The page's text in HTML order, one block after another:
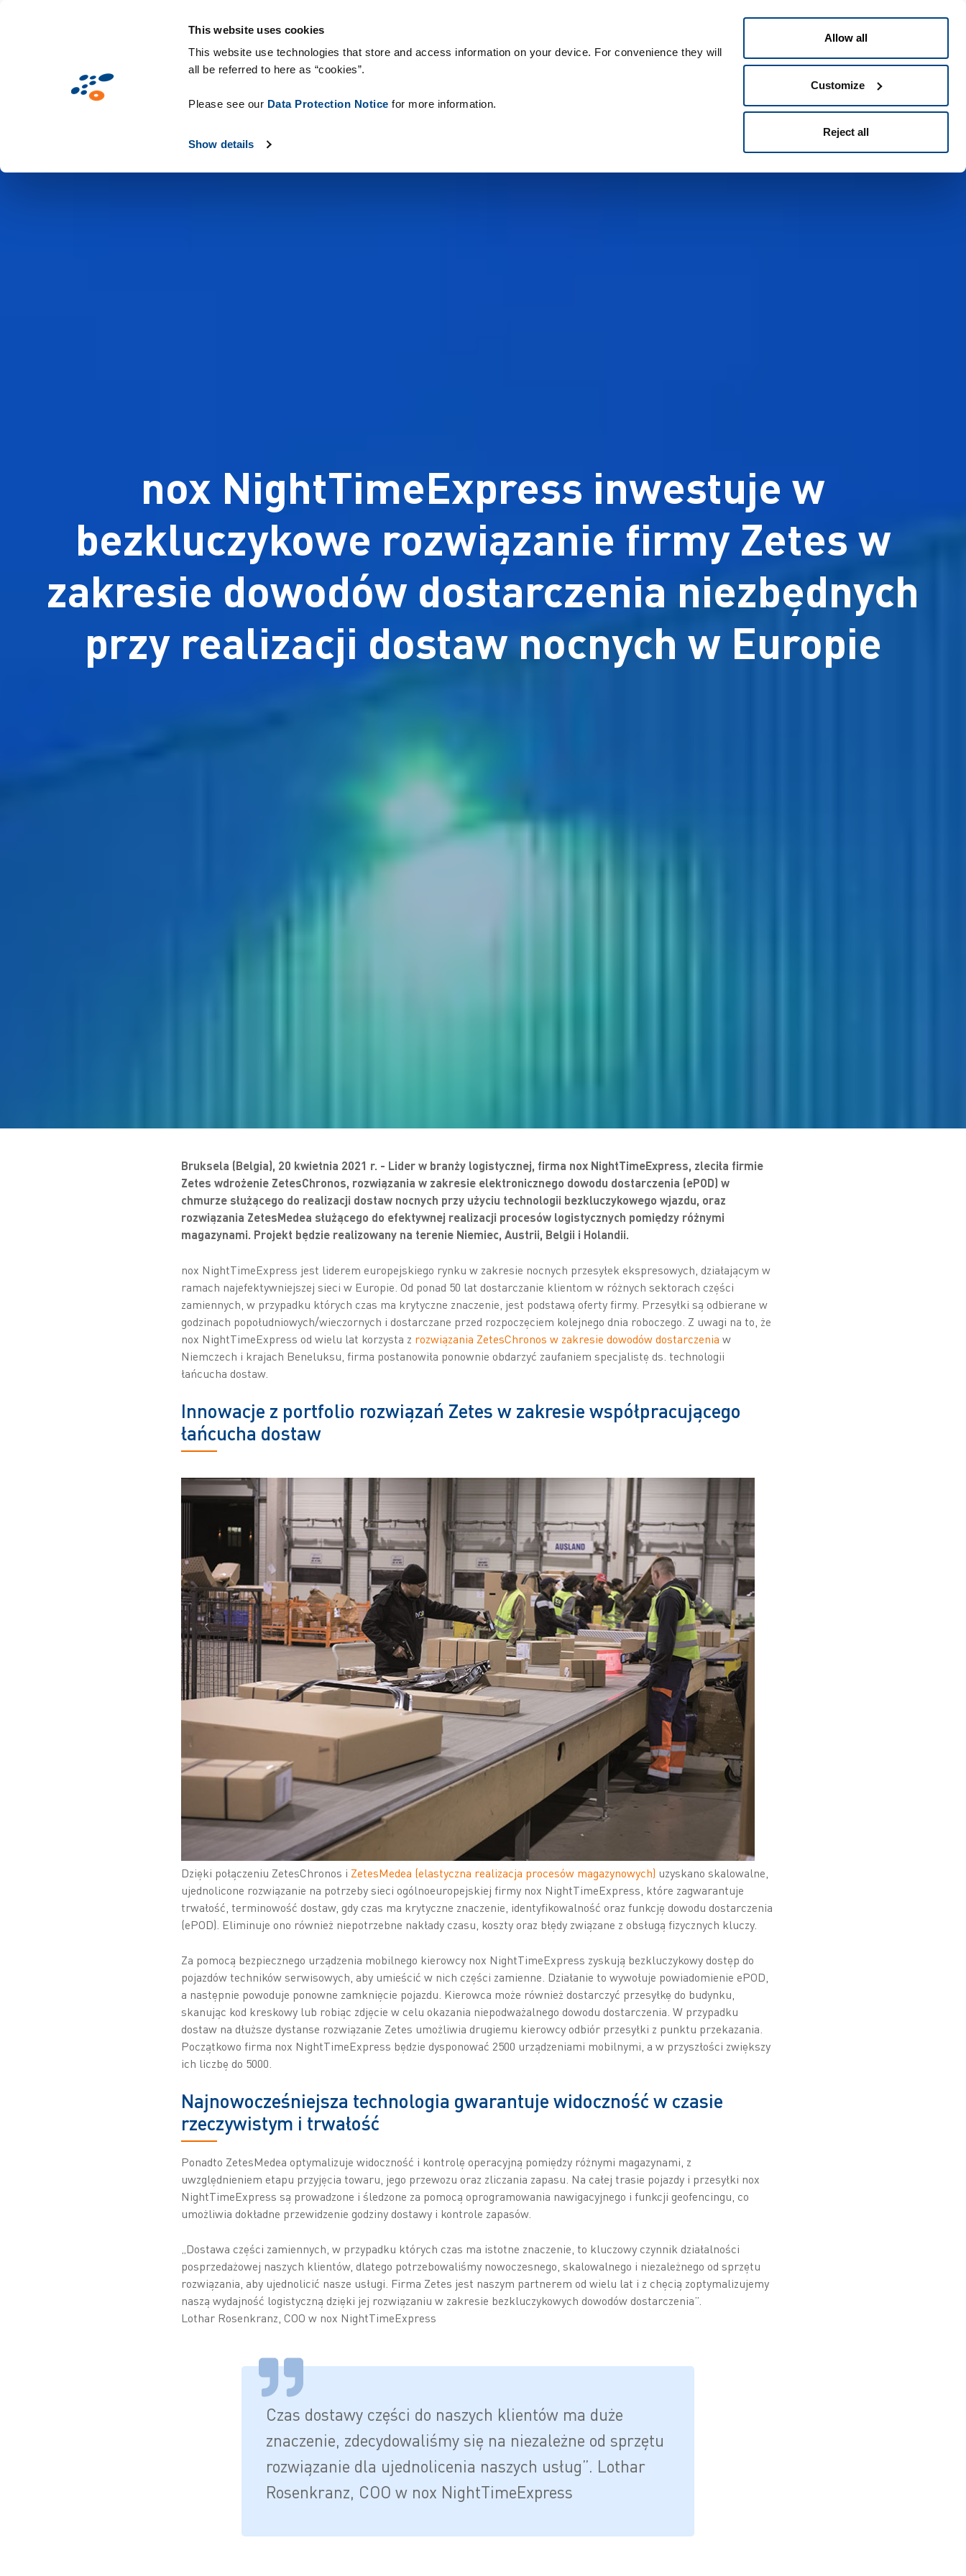
This website uses cookies
This website use technologies that store and access information on your device. For convenience they will
all be referred to here as “cookies”.
Please see our Data Protection Notice for more information.
Show details
Allow all
Customize
Reject all
Branże Technologie i materiały eksploatacyjne
nox NightTimeExpress inwestuje w
bezkluczykowe rozwiązanie firmy Zetes w
zakresie dowodów dostarczenia niezbędnych
przy realizacji dostaw nocnych w Europie
Bruksela (Belgia), 20 kwietnia 2021 r. - Lider w branży logistycznej, firma nox NightTimeExpress, zleciła firmie
Zetes wdrożenie ZetesChronos, rozwiązania w zakresie elektronicznego dowodu dostarczenia (ePOD) w
chmurze służącego do realizacji dostaw nocnych przy użyciu technologii bezkluczykowego wjazdu, oraz
rozwiązania ZetesMedea służącego do efektywnej realizacji procesów logistycznych pomiędzy różnymi
magazynami. Projekt będzie realizowany na terenie Niemiec, Austrii, Belgii i Holandii.
nox NightTimeExpress jest liderem europejskiego rynku w zakresie nocnych przesyłek ekspresowych, działającym w
ramach najefektywniejszej sieci w Europie. Od ponad 50 lat dostarczanie klientom w różnych sektorach części
zamiennych, w przypadku których czas ma krytyczne znaczenie, jest podstawą oferty firmy. Przesyłki są odbierane w
godzinach popołudniowych/wieczornych i dostarczane przed rozpoczęciem kolejnego dnia roboczego. Z uwagi na to, że
nox NightTimeExpress od wielu lat korzysta z rozwiązania ZetesChronos w zakresie dowodów dostarczenia w
Niemczech i krajach Beneluksu, firma postanowiła ponownie obdarzyć zaufaniem specjalistę ds. technologii
łańcucha dostaw.
Innowacje z portfolio rozwiązań Zetes w zakresie współpracującego
łańcucha dostaw
Dzięki połączeniu ZetesChronos i ZetesMedea (elastyczna realizacja procesów magazynowych) uzyskano skalowalne,
ujednolicone rozwiązanie na potrzeby sieci ogólnoeuropejskiej firmy nox NightTimeExpress, które zagwarantuje
trwałość, terminowość dostaw, gdy czas ma krytyczne znaczenie, identyfikowalność oraz funkcję dowodu dostarczenia
(ePOD). Eliminuje ono również niepotrzebne nakłady czasu, koszty oraz błędy związane z obsługą fizycznych kluczy.
Za pomocą bezpiecznego urządzenia mobilnego kierowcy nox NightTimeExpress zyskują bezkluczykowy dostęp do
pojazdów techników serwisowych, aby umieścić w nich części zamienne. Działanie to wywołuje powiadomienie ePOD,
a następnie powoduje ponowne zamknięcie pojazdu. Kierowca może również dostarczyć przesyłkę do budynku,
skanując kod kreskowy lub robiąc zdjęcie w celu okazania niepodważalnego dowodu dostarczenia. W przypadku
dostaw na dłuższe dystanse rozwiązanie Zetes umożliwia drugiemu kierowcy odbiór przesyłki z punktu przekazania.
Początkowo firma nox NightTimeExpress będzie dysponować 2500 urządzeniami mobilnymi, a w przyszłości zwiększy
ich liczbę do 5000.
Najnowocześniejsza technologia gwarantuje widoczność w czasie
rzeczywistym i trwałość
Ponadto ZetesMedea optymalizuje widoczność i kontrolę operacyjną pomiędzy różnymi magazynami, z
uwzględnieniem etapu przyjęcia towaru, jego przewozu oraz zliczania zapasu. Na całej trasie pojazdy i przesyłki nox
NightTimeExpress są prowadzone i śledzone za pomocą oprogramowania nawigacyjnego i funkcji geofencingu, co
umożliwia dokładne przewidzenie godziny dostawy i kontrole zapasów.
„Dostawa części zamiennych, w przypadku których czas ma istotne znaczenie, to kluczowy czynnik działalności
posprzedażowej naszych klientów, dlatego potrzebowaliśmy nowoczesnego, skalowalnego i niezależnego od sprzętu
rozwiązania, aby ujednolicić nasze usługi. Firma Zetes jest naszym partnerem od wielu lat i z chęcią zoptymalizujemy
naszą wydajność logistyczną dzięki jej rozwiązaniu w zakresie bezkluczykowych dowodów dostarczenia”.
Lothar Rosenkranz, COO w nox NightTimeExpress
Czas dostawy części do naszych klientów ma duże
znaczenie, zdecydowaliśmy się na niezależne od sprzętu
rozwiązanie dla ujednolicenia naszych usług”. Lothar
Rosenkranz, COO w nox NightTimeExpress